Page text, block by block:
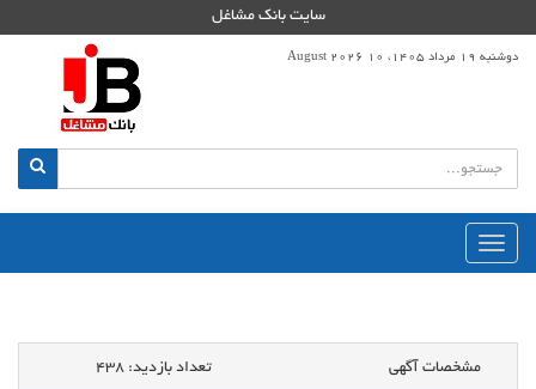
سایت بانک مشاغل
دوشنبه 19 مرداد 1405، 10 August 2026
منوی
اصلی
مشخصات آگهی تعداد بازدید: 438